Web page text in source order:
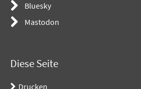
Bluesky
Mastodon
Diese Seite
Drucken